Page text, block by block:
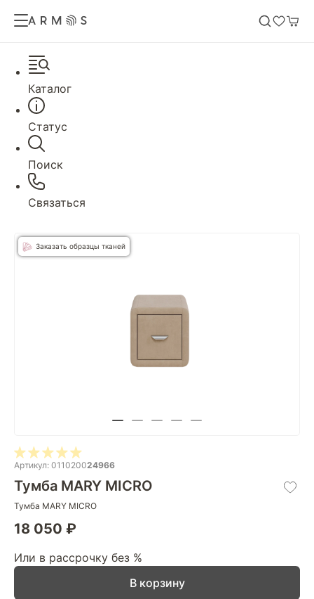
Каталог
Статус
Поиск
Связаться
Заказать образцы тканей
Артикул: 011020024966
Тумба MARY MICRO
Тумба MARY MICRO
18 050 ₽
Или в рассрочку без %
В корзину